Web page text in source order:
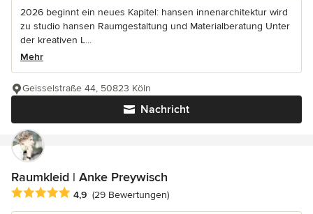
2026 beginnt ein neues Kapitel: hansen innenarchitektur wird
zu studio hansen Raumgestaltung und Materialberatung Unter
der kreativen L...
Mehr
Nachricht
Geisselstraße 44, 50823 Köln
Raumkleid | Anke Preywisch
Durchschnittliche Bewertung: 4.9 von 5 Sternen
4,9 (29 Bewertungen)